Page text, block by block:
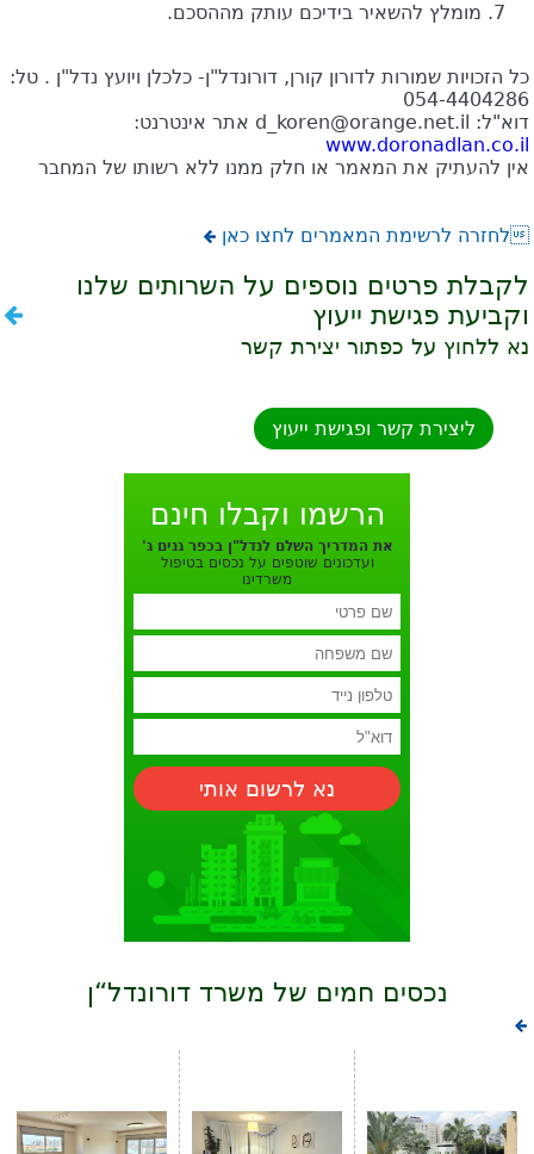
מומלץ להשאיר בידיכם עותק מההסכם.
כל הזכויות שמורות לדורון קורן, דורונדל"ן- כלכלן ויועץ נדל"ן . טל:
054-4404286
דוא"ל: d_koren@orange.net.il אתר אינטרנט:
www.doronadlan.co.il
אין להעתיק את המאמר או חלק ממנו ללא רשותו של המחבר
לחזרה לרשימת המאמרים לחצו כאן
לקבלת פרטים נוספים על השרותים שלנו
וקביעת פגישת ייעוץ
נא ללחוץ על כפתור יצירת קשר
ליצירת קשר ופגישת ייעוץ
הרשמו וקבלו חינם
את המדריך השלם לנדל"ן בכפר גנים ג'
ועדכונים שוטפים על נכסים בטיפול
משרדינו
נא לרשום אותי
נכסים חמים של משרד דורונדל“ן